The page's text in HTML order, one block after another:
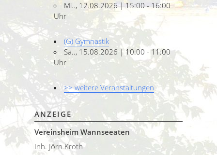
Mi.., 12.08.2026 | 15:00 - 16:00
Uhr
(G) Gymnastik
Sa.., 15.08.2026 | 10:00 - 11:00
Uhr
>> weitere Veranstaltungen
ANZEIGE
Vereinsheim Wannseeaten
Inh. Jörn Kroth